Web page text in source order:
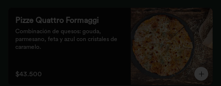
Pizze Quattro Formaggi
Combinación de quesos: gouda,
parmesano, feta y azul con cristales de
caramelo.
$43.500